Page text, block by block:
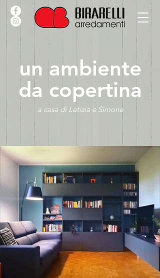
un ambiente
da copertina
a casa di Letizia e Simone